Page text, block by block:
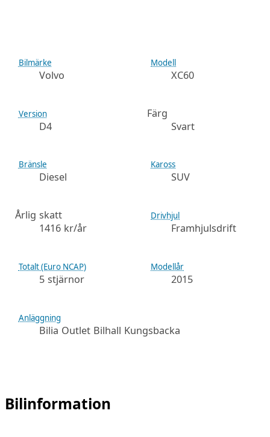
Bilmärke
Volvo
Modell
XC60
Version
D4
Färg
Svart
Bränsle
Diesel
Kaross
SUV
Årlig skatt
1416 kr/år
Drivhjul
Framhjulsdrift
Totalt (Euro NCAP)
5 stjärnor
Modellår
2015
Anläggning
Bilia Outlet Bilhall Kungsbacka
Bilinformation